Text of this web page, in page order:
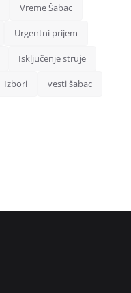
Vreme Šabac
Urgentni prijem
Isključenje struje
Izbori vesti šabac